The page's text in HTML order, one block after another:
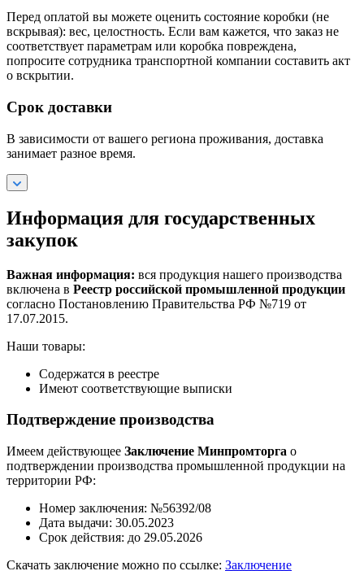
Перед оплатой вы можете оценить состояние коробки (не
вскрывая): вес, целостность. Если вам кажется, что заказ не
соответствует параметрам или коробка повреждена,
попросите сотрудника транспортной компании составить акт
о вскрытии.
Срок доставки
В зависимости от вашего региона проживания, доставка
занимает разное время.
Информация для государственных
закупок
Важная информация: вся продукция нашего производства
включена в Реестр российской промышленной продукции
согласно Постановлению Правительства РФ №719 от
17.07.2015.
Наши товары:
Содержатся в реестре
Имеют соответствующие выписки
Подтверждение производства
Имеем действующее Заключение Минпромторга о
подтверждении производства промышленной продукции на
территории РФ:
Номер заключения: №56392/08
Дата выдачи: 30.05.2023
Срок действия: до 29.05.2026
Скачать заключение можно по ссылке: Заключение